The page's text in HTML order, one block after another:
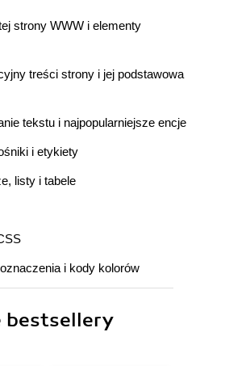
strony WWW i elementy
treści strony i jej podstawowa
tekstu i najpopularniejsze encje
i etykiety
listy i tabele
i kody kolorów
bestsellery